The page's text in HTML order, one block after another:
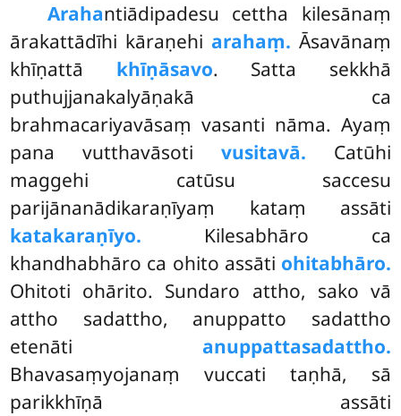
Arahantiādipadesu cettha kilesānaṃ
ārakattādīhi kāraṇehi arahaṃ. Āsavānaṃ
khīṇattā khīṇāsavo. Satta sekkhā
puthujjanakalyāṇakā ca
brahmacariyavāsaṃ vasanti nāma. Ayaṃ
pana vutthavāsoti vusitavā. Catūhi
maggehi catūsu saccesu
parijānanādikaraṇīyaṃ kataṃ assāti
katakaraṇīyo. Kilesabhāro ca
khandhabhāro ca ohito assāti ohitabhāro.
Ohitoti ohārito. Sundaro attho, sako vā
attho sadattho, anuppatto sadattho
etenāti anuppattasadattho.
Bhavasaṃyojanaṃ vuccati taṇhā, sā
parikkhīṇā assāti